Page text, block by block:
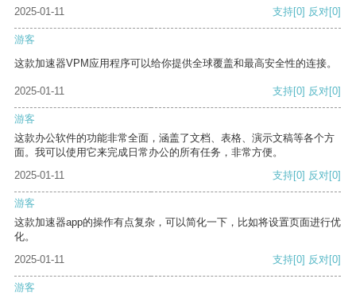
2025-01-11 支持[0] 反对[0]
游客
这款加速器VPM应用程序可以给你提供全球覆盖和最高安全性的连接。
2025-01-11 支持[0] 反对[0]
游客
这款办公软件的功能非常全面，涵盖了文档、表格、演示文稿等各个方
面。我可以使用它来完成日常办公的所有任务，非常方便。
2025-01-11
支持[0] 反对[0]
游客
这款加速器app的操作有点复杂，可以简化一下，比如将设置页面进行优
化。
2025-01-11
支持[0] 反对[0]
游客